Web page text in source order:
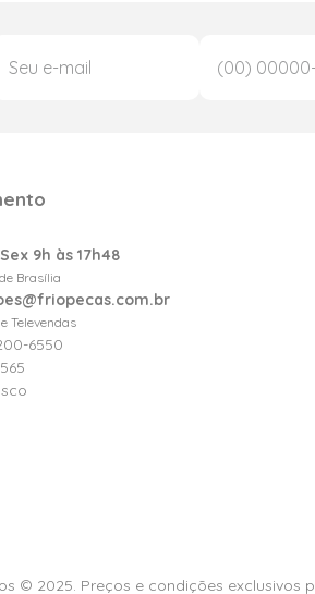
9h às 17h48
Brasília
Televendas
6550
© 2025. Preços e condições exclusivos